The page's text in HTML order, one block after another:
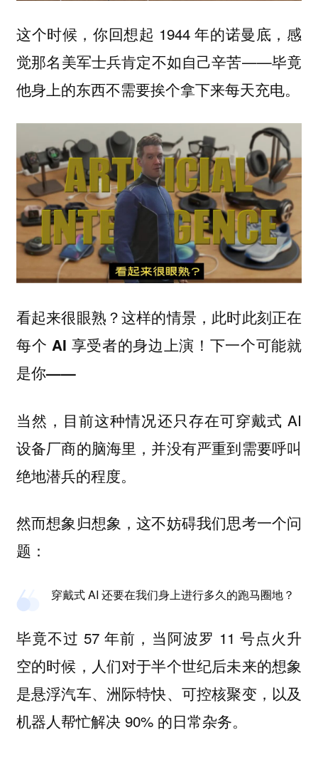
这个时候，你回想起 1944 年的诺曼底，感
觉那名美军士兵肯定不如自己辛苦——毕竟
他身上的东西不需要挨个拿下来每天充电。
看起来很眼熟？这样的情景，此时此刻正在
每个 AI 享受者的身边上演！下一个可能就
是你——
当然，目前这种情况还只存在可穿戴式 AI
设备厂商的脑海里，并没有严重到需要呼叫
绝地潜兵的程度。
然而想象归想象，这不妨碍我们思考一个问
题：
穿戴式 AI 还要在我们身上进行多久的跑马圈地？
毕竟不过 57 年前，当阿波罗 11 号点火升
空的时候，人们对于半个世纪后未来的想象
是悬浮汽车、洲际特快、可控核聚变，以及
机器人帮忙解决 90% 的日常杂务。